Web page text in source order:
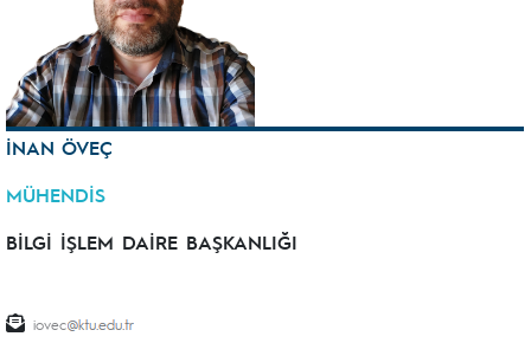
İNAN ÖVEÇ
MÜHENDİS
BİLGİ İŞLEM DAİRE BAŞKANLIĞI
iovec